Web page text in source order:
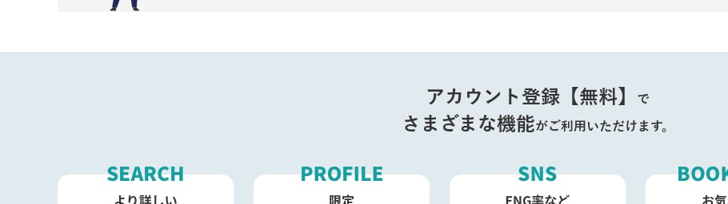
アカウント登録【無料】 で
さまざまな機能がご利用いただけます。